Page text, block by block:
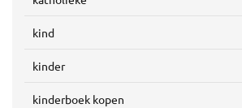
kind
kinder
kinderboek kopen